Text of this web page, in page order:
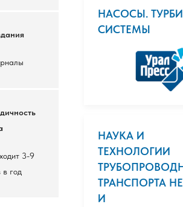
3-9
в год
НАСОСЫ.
СИСТЕМЫ
НАУКА И
ТЕХНОЛОГИИ
ТРАНСПОРТА
И